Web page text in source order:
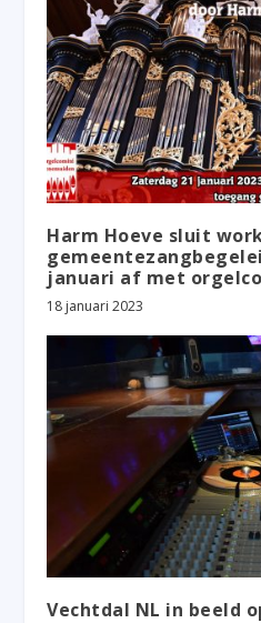
Harm Hoeve sluit
januari af met
18 januari 2023
Vechtdal NL in beeld